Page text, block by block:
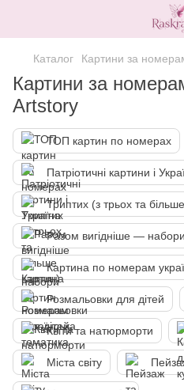
Каталог Картини за
Картини за
Artstory
ТОП картин по номерах
Патріотичні картини і
Триптих (з трьох та
Разом вигідніше —
Картина по номерам
Розмальовки для дітей
Квіти та натюрморти
Міста світу